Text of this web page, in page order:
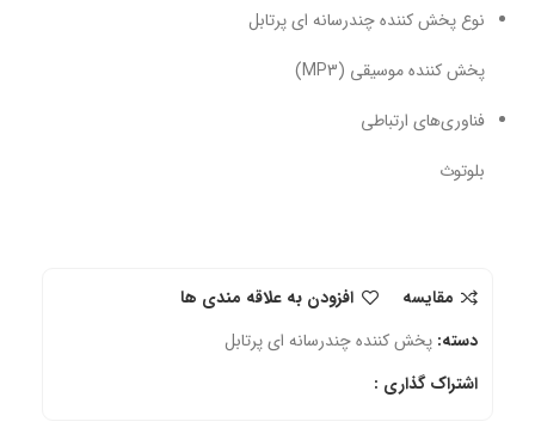
نوع پخش کننده چندرسانه ای پرتابل
پخش کننده موسیقی (MP3)
فناوری‌های ارتباطی
بلوتوث
مقایسه
افزودن به علاقه مندی ها
دسته: پخش کننده چندرسانه ای پرتابل
اشتراک گذاری :